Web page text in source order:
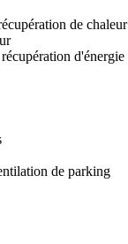
de chaleur
d'énergie
de parking